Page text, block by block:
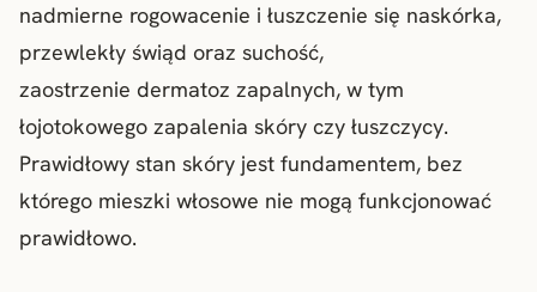
nadmierne rogowacenie i łuszczenie się naskórka,
przewlekły świąd oraz suchość,
zaostrzenie dermatoz zapalnych, w tym
łojotokowego zapalenia skóry czy łuszczycy.
Prawidłowy stan skóry jest fundamentem, bez
którego mieszki włosowe nie mogą funkcjonować
prawidłowo.